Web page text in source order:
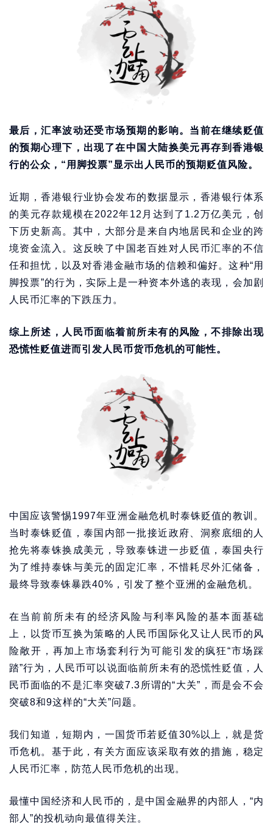
最后，汇率波动还受市场预期的影响。当前在继续贬值
的预期心理下，出现了在中国大陆换美元再存到香港银
行的公众，“用脚投票”显示出人民币的预期贬值风险。
近期，香港银行业协会发布的数据显示，香港银行体系
的美元存款规模在2022年12月达到了1.2万亿美元，创
下历史新高。其中，大部分是来自内地居民和企业的跨
境资金流入。这反映了中国老百姓对人民币汇率的不信
任和担忧，以及对香港金融市场的信赖和偏好。这种“用
脚投票”的行为，实际上是一种资本外逃的表现，会加剧
人民币汇率的下跌压力。
综上所述，人民币面临着前所未有的风险，不排除出现
恐慌性贬值进而引发人民币货币危机的可能性。
中国应该警惕1997年亚洲金融危机时泰铢贬值的教训。
当时泰铢贬值，泰国内部一批接近政府、洞察底细的人
抢先将泰铢换成美元，导致泰铢进一步贬值，泰国央行
为了维持泰铢与美元的固定汇率，不惜耗尽外汇储备，
最终导致泰铢暴跌40%，引发了整个亚洲的金融危机。
在当前前所未有的经济风险与利率风险的基本面基础
上，以货币互换为策略的人民币国际化又让人民币的风
险敞开，再加上市场套利行为可能引发的疯狂“市场踩
踏”行为，人民币可以说面临前所未有的恐慌性贬值，人
民币面临的不是汇率突破7.3所谓的“大关”，而是会不会
突破8和9这样的“大关”问题。
我们知道，短期内，一国货币若贬值30%以上，就是货
币危机。基于此，有关方面应该采取有效的措施，稳定
人民币汇率，防范人民币危机的出现。
最懂中国经济和人民币的，是中国金融界的内部人，“内
部人”的投机动向最值得关注。